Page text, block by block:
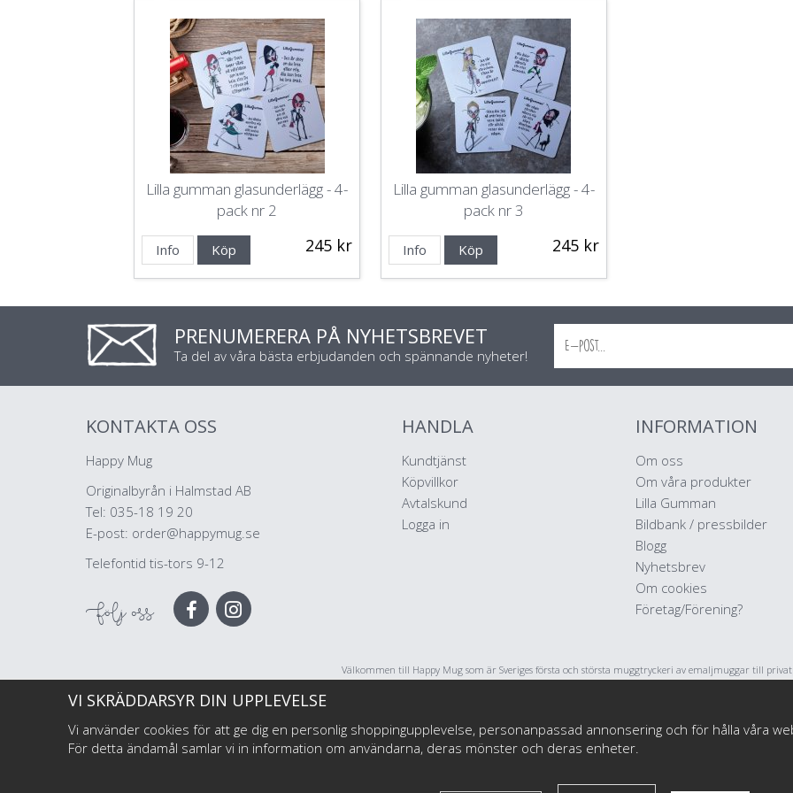
Lilla gumman glasunderlägg - 4-
pack nr 2
245 kr
Info Köp
Lilla gumman glasunderlägg - 4-
pack nr 3
245 kr
Info Köp
PRENUMERERA PÅ NYHETSBREVET
Ta del av våra bästa erbjudanden och spännande nyheter!
KONTAKTA OSS
Happy Mug
Originalbyrån i Halmstad AB
Tel: 035-18 19 20
E-post: order@happymug.se
Telefontid tis-tors 9-12
Följ oss
HANDLA
Kundtjänst
Köpvillkor
Avtalskund
Logga in
INFORMATION
Om oss
Om våra produkter
Lilla Gumman
Bildbank / pressbilder
Blogg
Nyhetsbrev
Om cookies
Företag/Förening?
Välkommen till Happy Mug som är Sveriges första och största muggtryckeri av emaljmuggar till
företag, illustratörer och konstnärer. Vi startade i maj 2017 har har sedan dess levererat emaljmuggar
VI SKRÄDDARSYR DIN UPPLEVELSE
Vi använder cookies för att ge dig en personlig shoppingupplevelse, personanpassad annonsering och för hålla våra
För detta ändamål samlar vi in information om användarna, deras mönster och deras enheter.